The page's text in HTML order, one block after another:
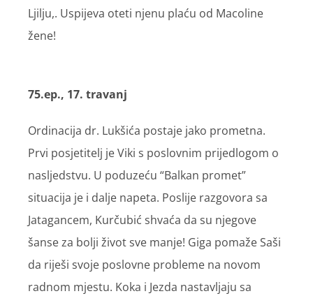
Ljilju,. Uspijeva oteti njenu plaću od Macoline
žene!
75.ep., 17. travanj
Ordinacija dr. Lukšića postaje jako prometna.
Prvi posjetitelj je Viki s poslovnim prijedlogom o
nasljedstvu. U poduzeću “Balkan promet”
situacija je i dalje napeta. Poslije razgovora sa
Jatagancem, Kurčubić shvaća da su njegove
šanse za bolji život sve manje! Giga pomaže Saši
da riješi svoje poslovne probleme na novom
radnom mjestu. Koka i Jezda nastavljaju sa